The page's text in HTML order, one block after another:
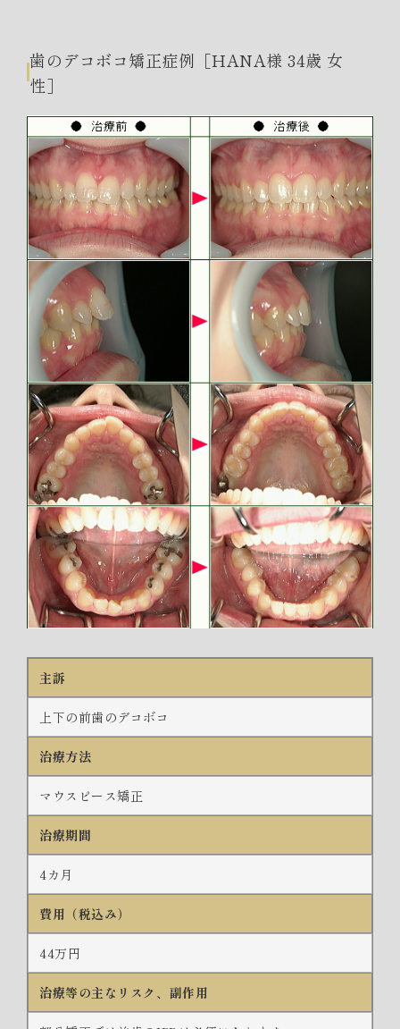
歯のデコボコ矯正症例［HANA様 34歳 女
性］
主訴
上下の前歯のデコボコ
治療方法
マウスピース矯正
治療期間
4カ月
費用（税込み）
44万円
治療等の主なリスク、副作用